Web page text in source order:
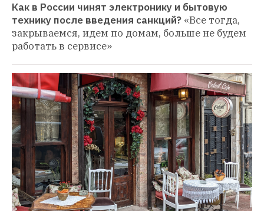
Как в России чинят электронику и бытовую
технику после введения санкций? «Все тогда,
закрываемся, идем по домам, больше не будем
работать в сервисе»